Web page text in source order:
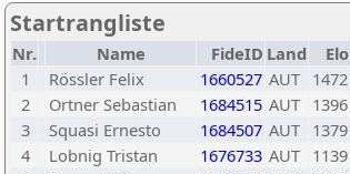
Startrangliste
Nr. Name FideID Land Elo
1
Rössler Felix 1660527 AUT 1472
2
Ortner Sebastian 1684515 AUT 1396
3
Squasi Ernesto 1684507 AUT 1379
4
Lobnig Tristan 1676733 AUT 1139